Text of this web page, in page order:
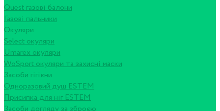
Quest газові балони
Газові пальники
Окуляри
Select окуляри
Umarex окуляри
WoSport окуляри та захисні маски
Засоби гігієни
Одноразовий душ ESTEM
Присипка для ніг ESTEM